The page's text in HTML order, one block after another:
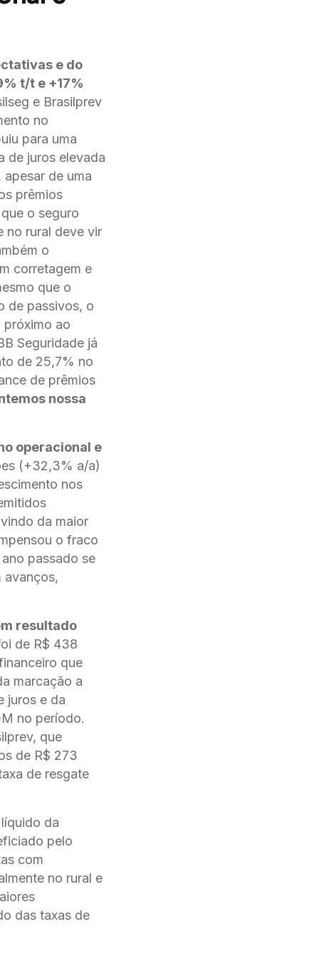
e do
t/t e +17%
e Brasilprev
no
para uma
de juros elevada
de uma
prêmios
o seguro
no rural deve vir
o
corretagem e
que o
de passivos, o
próximo ao
Seguridade já
de 25,7% no
de prêmios
nossa
operacional e
(+32,3% a/a)
nos
da maior
o fraco
passado se
avanços,
resultado
de R$ 438
que
marcação a
juros e da
no período.
que
de R$ 273
de resgate
da
pelo
com
no rural e
das taxas de